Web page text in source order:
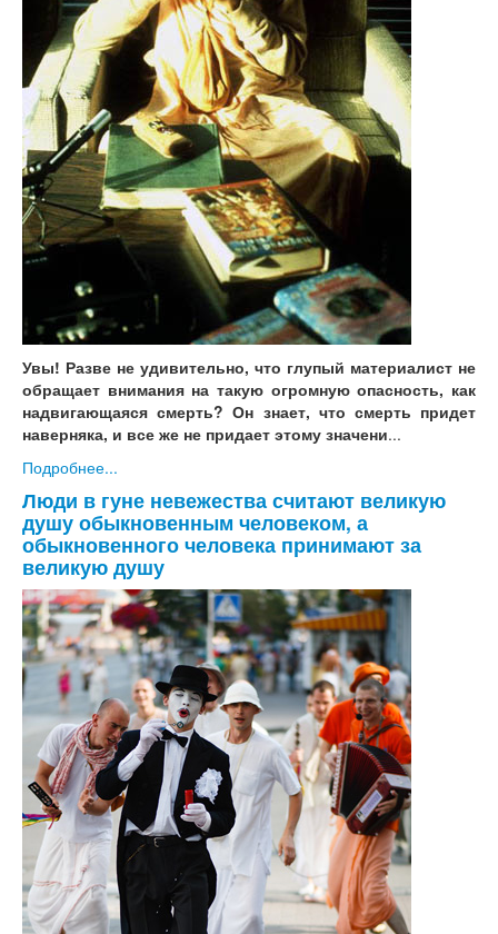
Увы! Разве не удивительно, что глупый материалист не
обращает внимания на такую огромную опасность, как
надвигающаяся смерть? Он знает, что смерть придет
наверняка, и все же не придает этому значени...
Подробнее...
Люди в гуне невежества считают великую
душу обыкновенным человеком, а
обыкновенного человека принимают за
великую душу